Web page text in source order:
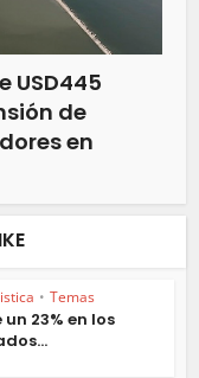
USD445
de
en
• Temas
un 23% en los